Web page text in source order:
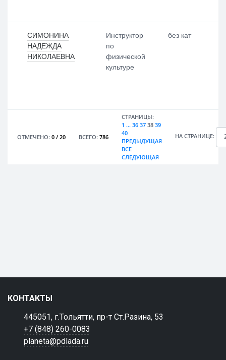
СИМОНИНА
НАДЕЖДА
НИКОЛАЕВНА
Инструктор
по
физической
культуре
без кат
ОТМЕЧЕНО: 0 / 20 ВСЕГО: 786
СТРАНИЦЫ:
1 ... 36 37 38 39
40
ПРЕДЫДУЩАЯ
ВСЕ
СЛЕДУЮЩАЯ
НА СТРАНИЦЕ:
КОНТАКТЫ
445051, г.Тольятти, пр-т Ст.Разина, 53
+7 (848) 260-0083
planeta@pdlada.ru